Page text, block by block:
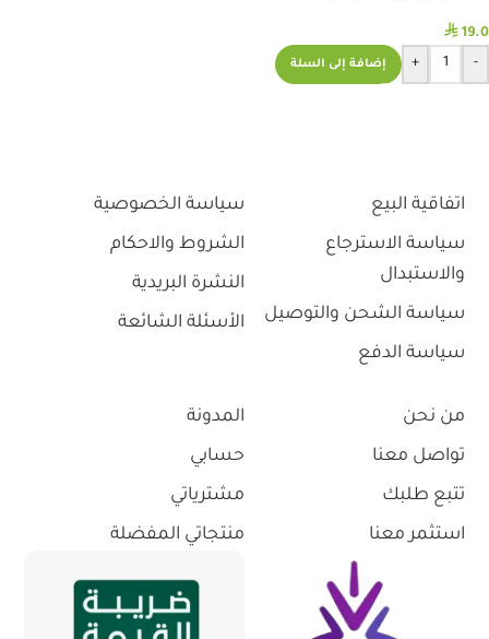
⃁ 19.0
-
+ إضافة إلى السلة
اتفاقية البيع
سياسة الاسترجاع
والاستبدال
سياسة الشحن والتوصيل
سياسة الدفع
سياسة الخصوصية
الشروط والاحكام
النشرة البريدية
الأسئلة الشائعة
من نحن
تواصل معنا
تتبع طلبك
استثمر معنا
المدونة
حسابي
مشترياتي
منتجاتي المفضلة